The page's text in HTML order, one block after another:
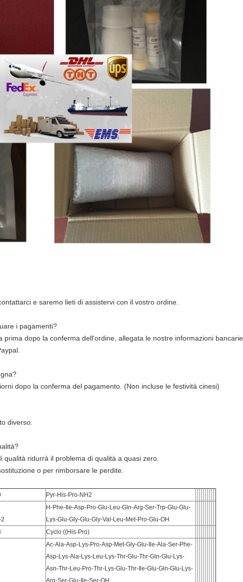
e saremo lieti di assistervi con il vostro ordine.
i pagamenti?
prima dopo la conferma dell'ordine, allegata le nostre informazioni
dopo la conferma del pagamento. (Non incluse le festività cinesi)
diverso.
qualità ridurrà il problema di qualità a quasi zero.
o per rimborsare le perdite.
Pyr-His-Pro-NH2
H-Phe-Ile-Asp-Pro-Glu-Leu-Gln-Arg-Ser-Trp-Glu-Glu-
Lys-Glu-Gly-Glu-Gly-Val-Leu-Met-Pro-Glu-OH
Cyclo ((His-Pro)
Ac-Ala-Asp-Lys-Pro-Asp-Met-Gly-Glu-Ile-Ala-Ser-Phe-
Asp-Lys-Ala-Lys-Leu-Lys-Thr-Glu-Thr-Gln-Glu-Lys-
Asn-Thr-Leu-Pro-Thr-Lys-Glu-Thr-Ile-Glu-Gln-Glu-Lys-
Arg-Ser-Glu-Ile-Ser-OH